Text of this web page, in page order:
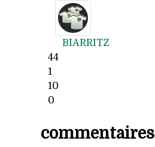
BIARRITZ
44
1
10
0
commentaires